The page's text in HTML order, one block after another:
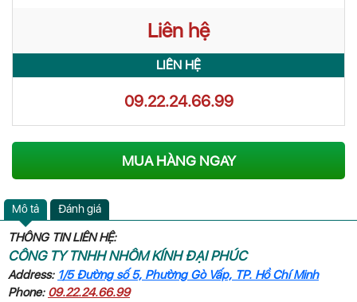
Liên hệ
LIÊN HỆ
09.22.24.66.99
MUA HÀNG NGAY
Mô tả Đánh giá
THÔNG TIN LIÊN HỆ:
CÔNG TY TNHH NHÔM KÍNH ĐẠI PHÚC
Address: 1/5 Đường số 5, Phường Gò Vấp, TP. Hồ Chí Minh
Phone: 09.22.24.66.99